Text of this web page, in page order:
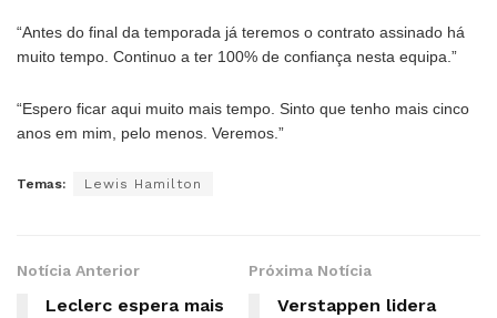
“Antes do final da temporada já teremos o contrato assinado há
muito tempo. Continuo a ter 100% de confiança nesta equipa.”
“Espero ficar aqui muito mais tempo. Sinto que tenho mais cinco
anos em mim, pelo menos. Veremos.”
Temas: Lewis Hamilton
Notícia Anterior
Leclerc espera mais
Próxima Notícia
Verstappen lidera